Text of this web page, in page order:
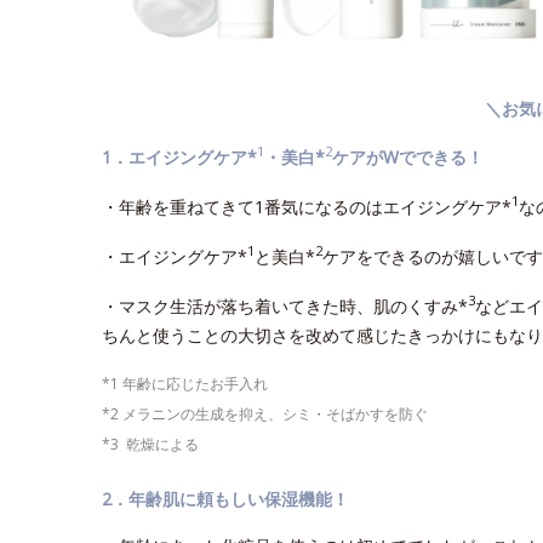
＼お気
1．エイジングケア*1 ・美白*2ケアがWでできる！
・年齢を重ねてきて1番気になるのはエイジングケア*1 な
・エイジングケア*1 と美白*2ケアをできるのが嬉しいで
・マスク生活が落ち着いてきた時、肌のくすみ*3などエ
ちんと使うことの大切さを改めて感じたきっかけにもな
*1 年齢に応じたお手入れ
*2 メラニンの生成を抑え、シミ・そばかすを防ぐ
*3 乾燥による
2．年齢肌に頼もしい保湿機能！